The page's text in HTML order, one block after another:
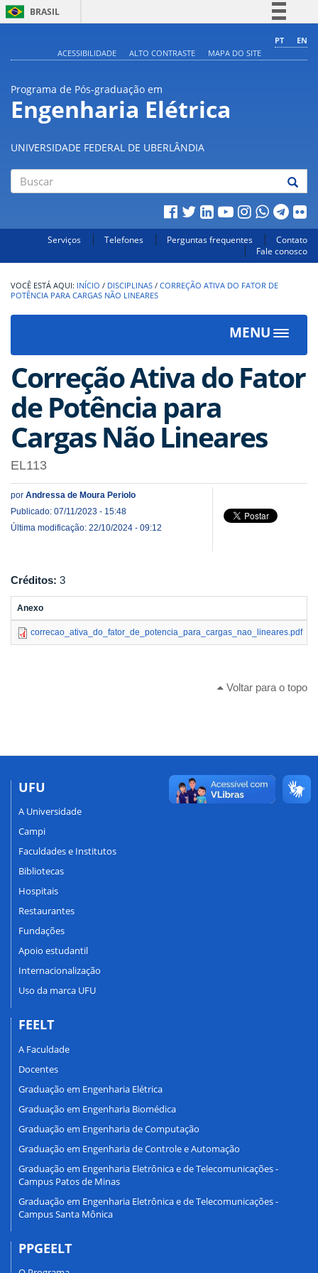
BRASIL
Comunica BR
Acesso à informação
Legislação
PT
EN
ACESSIBILIDADE
ALTO CONTRASTE MAPA DO SITE
Programa de Pós-graduação em
Engenharia Elétrica
UNIVERSIDADE FEDERAL DE UBERLÂNDIA
Serviços Telefones Perguntas frequentes
Contato
Fale conosco
INÍCIO / DISCIPLINAS / CORREÇÃO ATIVA DO FATOR DE
POTÊNCIA PARA CARGAS NÃO LINEARES
MENU
Toggle
Correção Ativa do Fator
de Potência para
Cargas Não Lineares
EL113
por Andressa de Moura Periolo
Publicado: 07/11/2023 - 15:48
Última modificação: 22/10/2024 - 09:12
Créditos: 3
Anexo
correcao_ativa_do_fator_de_potencia_para_cargas_nao_lineares.pdf
Voltar para o topo
UFU
A Universidade
Campi
Faculdades e Institutos
Bibliotecas
Hospitais
Restaurantes
Fundações
Apoio estudantil
Internacionalização
Uso da marca UFU
FEELT
A Faculdade
Docentes
Graduação em Engenharia Elétrica
Graduação em Engenharia Biomédica
Graduação em Engenharia de Computação
Graduação em Engenharia de Controle e Automação
Graduação em Engenharia Eletrônica e de Telecomunicações -
Campus Patos de Minas
Graduação em Engenharia Eletrônica e de Telecomunicações -
Campus Santa Mônica
PPGEELT